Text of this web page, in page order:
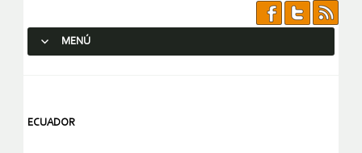
MENÚ
ECUADOR